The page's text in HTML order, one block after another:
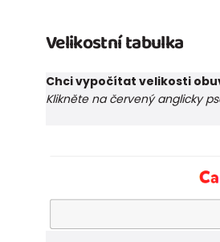
Velikostní tabulka
Chci vypočítat velikosti
Klikněte na červený anglicky